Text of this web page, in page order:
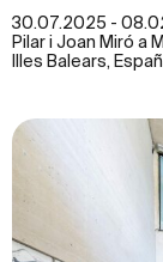
30.07.2025 -
Pilar i Joan Miró a
Illes Balears,